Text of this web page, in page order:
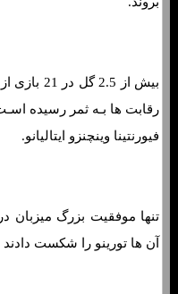
فیورنتینا وینچنزو ایتالیانو.
آن ها تورینو را شکست